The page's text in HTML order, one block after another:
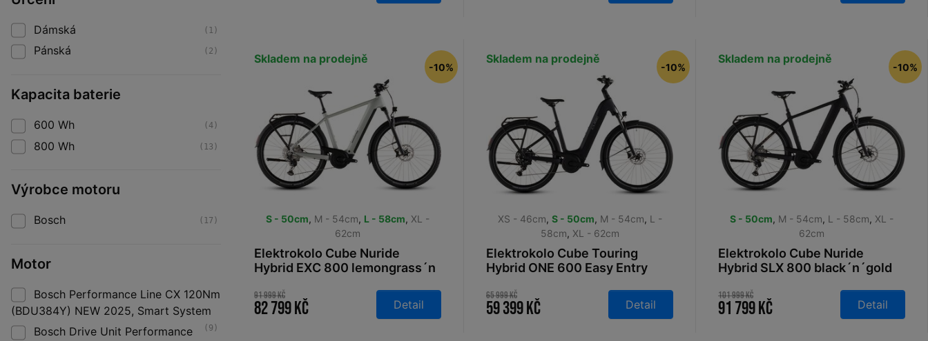
Skladem na prodejně
S - 50cm, M - 54cm, L - 58cm, XL -
62cm
Elektrokolo Cube Nuride
Hybrid EXC 800 lemongrass´n
-10%
91 999 Kč
82 799 Kč Detail
Skladem na prodejně
XS - 46cm, S - 50cm, M - 54cm, L -
58cm, XL - 62cm
Elektrokolo Cube Touring
Hybrid ONE 600 Easy Entry
-10%
65 999 Kč
59 399 Kč Detail
Skladem na prodejně
S - 50cm, M - 54cm, L - 58cm, XL -
62cm
Elektrokolo Cube Nuride
Hybrid SLX 800 black´n´gold
-10%
101 999 Kč
91 799 Kč Detail
Dámská (1)
Pánská (2)
Kapacita baterie
600 Wh (4)
800 Wh (13)
Výrobce motoru
Bosch (17)
Motor
Bosch Performance Line CX 120Nm
(BDU384Y) NEW 2025, Smart System
(9)
Bosch Drive Unit Performance